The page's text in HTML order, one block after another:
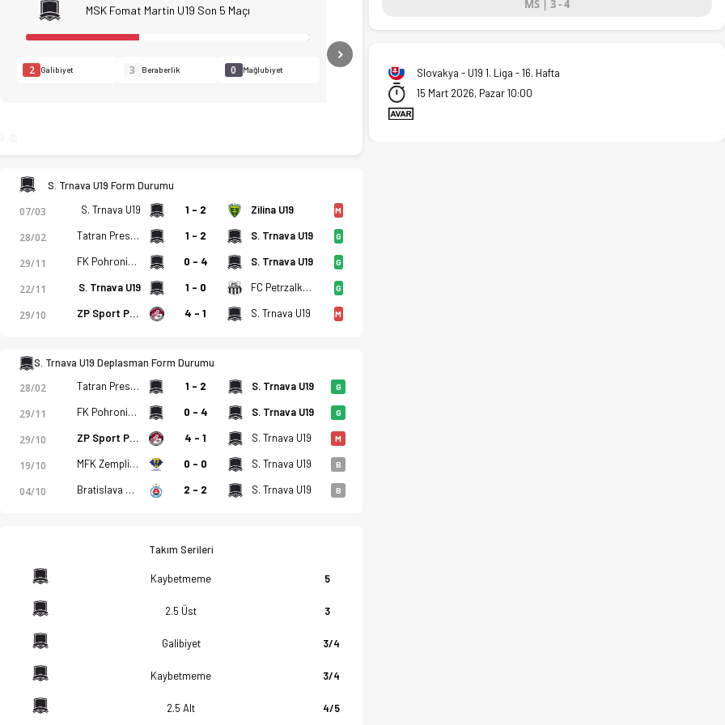
kadro, istatistikler, puan durumu ve iddaa oranları Ofsayt'ta. (15.03.2026)
MSK Fomat Martin U19 Son 5 Maçı
2 Galibiyet 3 Beraberlik 0 Mağlubiyet Next
S. Trnava U19 Form Durumu
07/03 S. Trnava U19 1 - 2 Zilina U19 M
28/02 Tatran Presov U19 1 - 2 S. Trnava U19 G
29/11 FK Pohronie U19 0 - 4 S. Trnava U19 G
22/11 S. Trnava U19 1 - 0 FC Petrzalka U19 G
29/10 ZP Sport Podbrezova U19 4 - 1 S. Trnava U19 M
S. Trnava U19 Deplasman Form Durumu
28/02 Tatran Presov U19 1 - 2 S. Trnava U19 G
29/11 FK Pohronie U19 0 - 4 S. Trnava U19 G
29/10 ZP Sport Podbrezova U19 4 - 1 S. Trnava U19 M
19/10 MFK Zemplin Michalovce U19 0 - 0 S. Trnava U19 B
04/10 Bratislava U19 2 - 2 S. Trnava U19 B
Takım Serileri
Kaybetmeme 5
2.5 Üst 3
Galibiyet 3/4
Kaybetmeme 3/4
2.5 Alt 4/5
MS | 3 - 4
Slovakya - U19 1. Liga - 16. Hafta
15 Mart 2026, Pazar 10:00